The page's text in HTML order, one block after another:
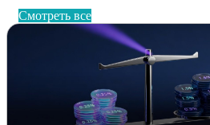
смотреть все